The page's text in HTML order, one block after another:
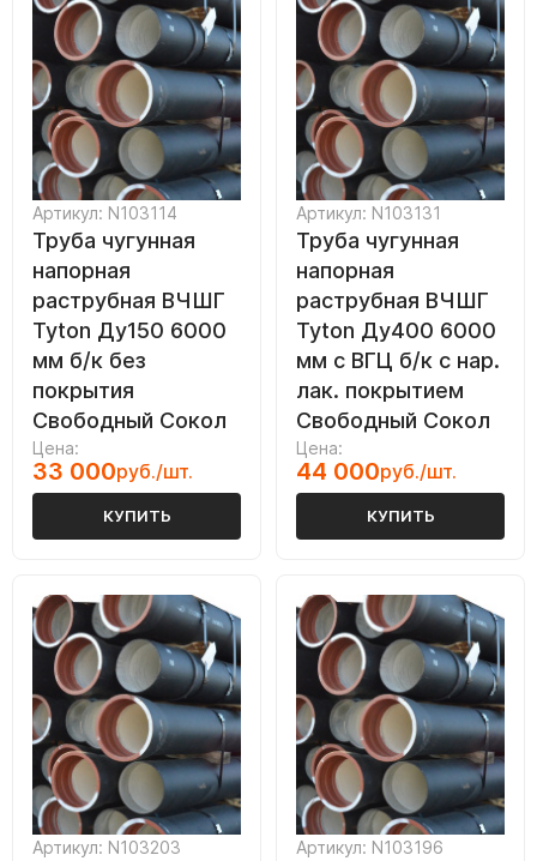
Артикул: N103114
Труба чугунная
напорная
раструбная ВЧШГ
Tyton Ду150 6000
мм б/к без
покрытия
Свободный Сокол
Цена:
33 000руб./шт.
КУПИТЬ
Артикул: N103131
Труба чугунная
напорная
раструбная ВЧШГ
Tyton Ду400 6000
мм с ВГЦ б/к с нар.
лак. покрытием
Свободный Сокол
Цена:
44 000руб./шт.
КУПИТЬ
Артикул: N103203 Артикул: N103196